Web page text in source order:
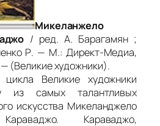
Микеланжело
/ ред. А. Барагамян ;
Р. — М.: Директ-Медиа,
(Великие художники).
Великие художники
из самых талантливых
искусства Микеланджело
Караваджо,